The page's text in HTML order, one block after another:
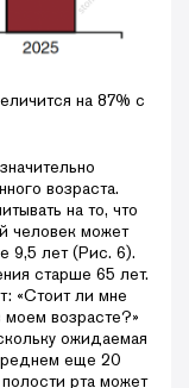
на 87% с
возраста.
на то, что
человек может
9,5 лет (Рис. 6).
старше 65 лет.
«Стоит ли мне
моем возрасте?»
ожидаемая
еще 20
рта может